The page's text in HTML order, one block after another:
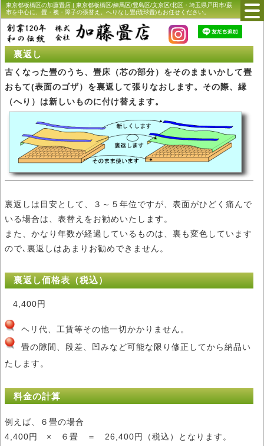
東京都板橋区の加藤畳店 | 東京都板橋区/練馬区/豊島区/文京区/北区・埼玉県戸田市/蕨
市を中心に、畳・襖・障子の張替え。へりなし畳(琉球畳)もお任せください。
裏返し
古くなった畳のうち、畳床（芯の部分）をそのままいかして畳
おもて(表面のゴザ）を裏返して張りなおします。その際、縁
（へり）は新しいものに付け替えます。
裏返しは目安として、３～５年位ですが、表面がひどく痛んで
いる場合は、表替えをお勧めいたします。
また、かなり年数が経過しているものは、裏も変色しています
ので､裏返しはあまりお勧めできません。
裏返し価格表（税込）
4,400円
ヘリ代、工賃等その他一切かかりません。
畳の隙間、段差、凹みなど可能な限り修正してから納品い
たします。
料金の計算
例えば、６畳の場合
4,400円 × ６畳 ＝ 26,400円（税込）となります。